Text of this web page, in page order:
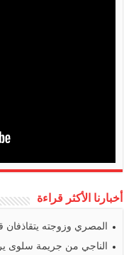
أخبارنا الأكثر قراءة
المصري وزوجته يتقاذفان
الناجي من جريمة سلوى